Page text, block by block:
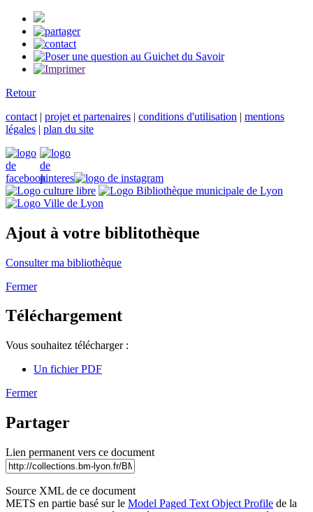
Retour
contact | projet et partenaires | conditions d'utilisation | mentions
légales | plan du site
Ajout à votre biblitothèque
Consulter ma bibliothèque
Fermer
Téléchargement
Vous souhaitez télécharger :
Un fichier PDF
Fermer
Partager
Lien permanent vers ce document
Source XML de ce document
METS en partie basé sur le Model Paged Text Object Profile de la